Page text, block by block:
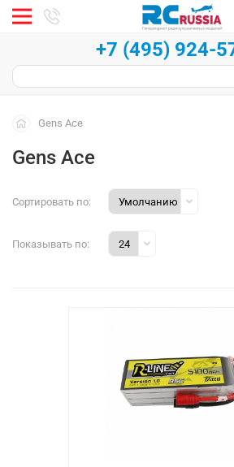
+7 (495) 924-
Gens Ace
Gens Ace
Сортировать по:
Показывать по: